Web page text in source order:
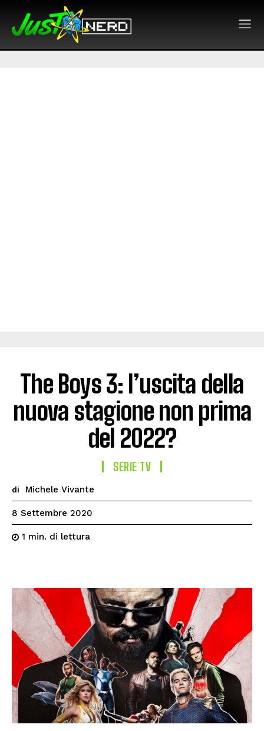
The Boys 3: l’uscita della
nuova stagione non prima
del 2022?
SERIE TV
di Michele Vivante
8 Settembre 2020
1 min. di lettura